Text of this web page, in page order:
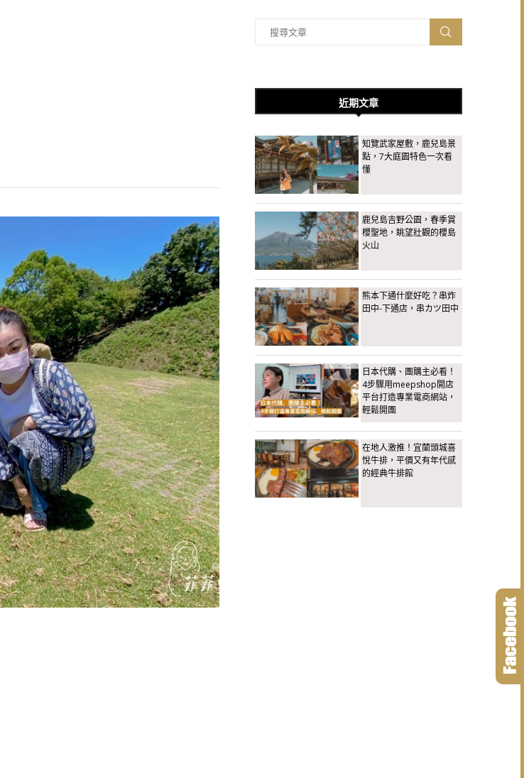
近期文章
知覽武家屋敷，鹿兒島景
點，7大庭園特色一次看
懂
鹿兒島吉野公園，春季賞
櫻聖地，眺望壯觀的櫻島
火山
熊本下通什麼好吃？串炸
田中-下通店，串カツ田中
日本代購、團購主必看！
4步驟用meepshop開店
平台打造專業電商網站，
輕鬆開團
在地人激推！宜蘭頭城喜
悅牛排，平價又有年代感
的經典牛排館